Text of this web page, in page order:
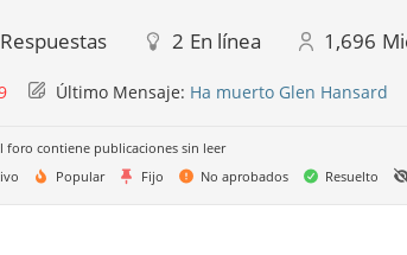
Respuestas 2 En línea 1,696
Último Mensaje: Ha muerto Glen Hansard
foro contiene publicaciones sin leer
Popular Fijo No aprobados Resuelto